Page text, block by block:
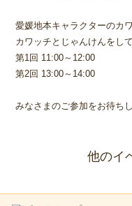
愛媛地本キャラクターのカ
カワッチとじゃんけんをし
第1回 11:00～12:00
第2回 13:00～14:00
みなさまのご参加をお待ち
他のイ